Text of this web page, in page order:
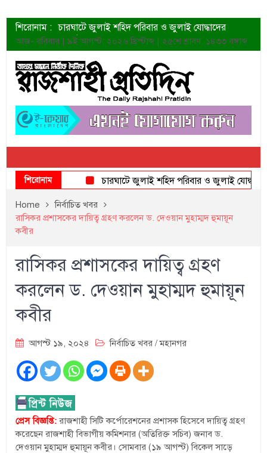
শিরোনাম : চারঘাটে জুলাই শহিদ পরিবার ও জুলাই যোদ্ধাদের
সংবর্ধনা
শহীদদের প্রত্যাশা এখনো পূরণ হয়নি: ডা. শফিকুর রহমান
ত্বক ভালো রাখতে যে ৫ কাজ করবেন
জুলাই স্মৃতি জাদুঘরের দুয়ার খুলেছে উদ্বোধন করলেন
প্রধানমন্ত্রী
শাহরুখের নতুন সিনেমার লুক
কোয়ার্টার ফাইনালে নেইমারের দুর্দান্ত অ্যাসিস্টে সান্তোস
ডেনিস লিয়ামিন রাশিয়ার ড্রোন বাহিনীর প্রধান হলেন
জুলাই শহিদদের আত্মত্যাগ জাতি চিরকাল শ্রদ্ধার সাথে
আজ- রবিবার | ৯ই আগস্ট, ২০২৬ খ্রিস্টাব্দ | ২৫শে শ্রাবণ, ১৪৩৩ বঙ্গাব্দ
শিরোনাম চারঘাটে জুলাই শহিদ পরিবার ও জুলাই যোদ্ধাদের
Home
নির্বাচিত খবর
রাসিকর প্রশাসকের দায়িত্ব গ্রহণ করলেন ড. দেওয়ান মুহাম্মদ হুমায়ূন
কবীর
রাসিকর প্রশাসকের দায়িত্ব গ্রহণ
করলেন ড. দেওয়ান মুহাম্মদ হুমায়ূন
কবীর
আগস্ট ১৯, ২০২৪ নির্বাচিত খবর /মহানগর
প্রেস বিজ্ঞপ্তি: রাজশাহী সিটি কর্পোরেশনের প্রশাসক হিসেবে দায়িত্ব গ্রহণ
করেছেন রাজশাহী বিভাগীয় কমিশনার (অতিরিক্ত সচিব) জনাব ড.
দেওয়ান মুহাম্মদ হুমায়ূন কবীর। সোমবার (১৯ আগস্ট) বিকেল সাড়ে